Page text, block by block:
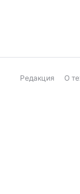
Редакция О